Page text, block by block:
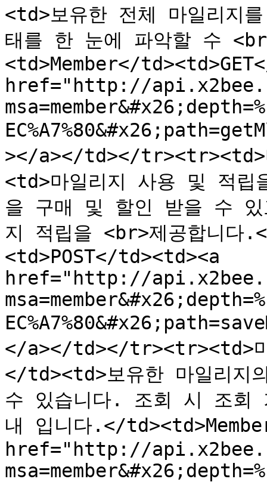
<td>보유한 전체 마일리지
태를 한 눈에 파악할 수
<td>Member</
href="http://
></a></td></tr><tr><td>
<td>마일리지 사용 및 적립
을 구매 및 할인 받을 수
지 적립을 <br>제공합니다
<td>POST</td><td><a
href="http://
</a></td></tr><tr><td>마
</td><td>보유한 마일리지
수 있습니다. 조회 시 조회
내 입니다.</
href="http://